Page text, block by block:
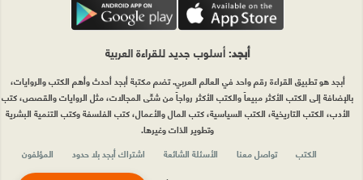
أبجد: أسلوب جديد للقراءة العربية
أبجد هو تطبيق القراءة رقم واحد في العالم العربي. تضم مكتبة أبجد أحدث وأهم الكتب والروايات،
بالإضافة إلى الكتب الأكثر مبيعاً والكتب الأكثر رواجاً من شتّى المجالات، مثل الروايات والقصص، كتب
الأدب، الكتب التاريخية، الكتب السياسية، كتب المال والأعمال، كتب الفلسفة وكتب التنمية البشرية
وتطوير الذات وغيرها.
الكتب
تواصل معنا الأسئلة الشائعة اشتراك أبجد بلا حدود
المؤلفون